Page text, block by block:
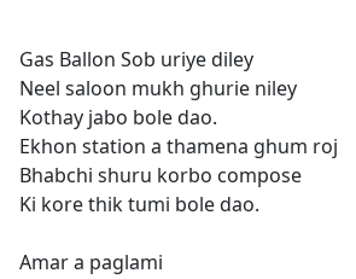
Gas Ballon Sob uriye diley
Neel saloon mukh ghurie niley
Kothay jabo bole dao.
Ekhon station a thamena ghum roj
Bhabchi shuru korbo compose
Ki kore thik tumi bole dao.
Amar a paglami